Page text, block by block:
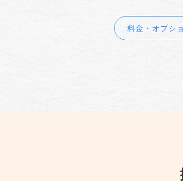
料金・オプシ